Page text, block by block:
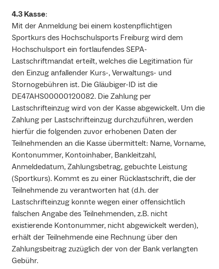
4.3 Kasse:
Mit der Anmeldung bei einem kostenpflichtigen
Sportkurs des Hochschulsports Freiburg wird dem
Hochschulsport ein fortlaufendes SEPA-
Lastschriftmandat erteilt, welches die Legitimation für
den Einzug anfallender Kurs-, Verwaltungs- und
Stornogebühren ist. Die Gläubiger-ID ist die
DE47AHS00000120082. Die Zahlung per
Lastschrifteinzug wird von der Kasse abgewickelt. Um die
Zahlung per Lastschrifteinzug durchzuführen, werden
hierfür die folgenden zuvor erhobenen Daten der
Teilnehmenden an die Kasse übermittelt: Name, Vorname,
Kontonummer, Kontoinhaber, Bankleitzahl,
Anmeldedatum, Zahlungsbetrag, gebuchte Leistung
(Sportkurs). Kommt es zu einer Rücklastschrift, die der
Teilnehmende zu verantworten hat (d.h. der
Lastschrifteinzug konnte wegen einer offensichtlich
falschen Angabe des Teilnehmenden, z.B. nicht
existierende Kontonummer, nicht abgewickelt werden),
erhält der Teilnehmende eine Rechnung über den
Zahlungsbeitrag zuzüglich der von der Bank verlangten
Gebühr.